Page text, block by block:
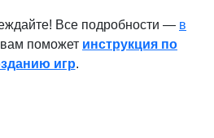
Все подробности — в
поможет инструкция по
игр.